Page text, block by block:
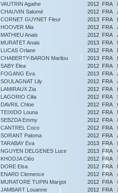
VAUTRIN Agathe 2012 FRA
CHAUVIN Salomé 2012 FRA
CORNET GUYNET Fleur 2013 FRA
HOOVER Mia 2012 FRA
MATHIEU Anais 2012 FRA
MURATET Anais 2013 FRA
LUCAS Orlane 2012 FRA
CHABERTY-BARON Marilou 2013 FRA
SABY Elea 2012 FRA
FOGANG Eva 2013 FRA
SOULAGNAT Lily 2012 FRA
LAMIRAUX Zia 2012 FRA
LAGORIO Cilia 2012 FRA
DAVRIL Chloe 2012 FRA
TEIXIDO Louna 2012 FRA
SEBZDA Emmy 2012 FRA
CANTREL Coco 2012 FRA
SORANT Paloma 2012 FRA
TARABAY Eva 2013 FRA
NGUYEN DELGENES Luce 2013 FRA
KHODJA Cléo 2012 FRA
DORE Elsa 2012 FRA
ENARD Clemence 2012 FRA
MURATORE TUPIN Margot 2012 FRA
JAMBART Louanne 2012 FRA